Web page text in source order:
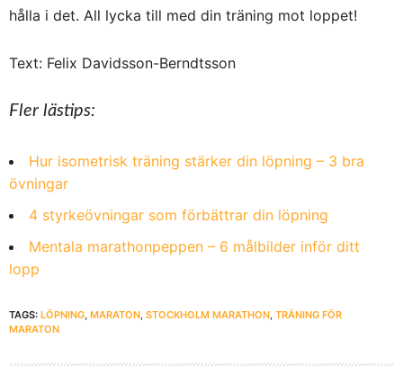
hålla i det. All lycka till med din träning mot loppet!
Text: Felix Davidsson-Berndtsson
Fler lästips:
Hur isometrisk träning stärker din löpning – 3 bra
övningar
4 styrkeövningar som förbättrar din löpning
Mentala marathonpeppen – 6 målbilder inför ditt
lopp
TAGS: LÖPNING, MARATON, STOCKHOLM MARATHON, TRÄNING FÖR
MARATON